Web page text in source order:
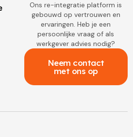
Ons re-integratie platform is
gebouwd op vertrouwen en
ervaringen. Heb je een
persoonlijke vraag of als
werkgever advies nodig?
Neem contact
met ons op